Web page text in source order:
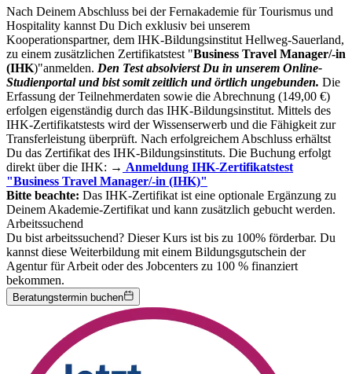
Nach Deinem Abschluss bei der Fernakademie für Tourismus und
Hospitality kannst Du Dich exklusiv bei unserem
Kooperationspartner, dem IHK-Bildungsinstitut Hellweg-Sauerland,
zu einem zusätzlichen Zertifikatstest "Business Travel Manager/-in
(IHK)"anmelden. Den Test absolvierst Du in unserem Online-
Studienportal und bist somit zeitlich und örtlich ungebunden. Die
Erfassung der Teilnehmerdaten sowie die Abrechnung (149,00 €)
erfolgen eigenständig durch das IHK-Bildungsinstitut. Mittels des
IHK-Zertifikatstests wird der Wissenserwerb und die Fähigkeit zur
Transferleistung überprüft. Nach erfolgreichem Abschluss erhältst
Du das Zertifikat des IHK-Bildungsinstituts. Die Buchung erfolgt
direkt über die IHK: → Anmeldung IHK-Zertifikatstest
"Business Travel Manager/-in (IHK)"
Bitte beachte: Das IHK-Zertifikat ist eine optionale Ergänzung zu
Deinem Akademie-Zertifikat und kann zusätzlich gebucht werden.
Arbeitssuchend
Du bist arbeitssuchend? Dieser Kurs ist bis zu 100% förderbar. Du
kannst diese Weiterbildung mit einem Bildungsgutschein der
Agentur für Arbeit oder des Jobcenters zu 100 % finanziert
bekommen.
Beratungstermin buchen